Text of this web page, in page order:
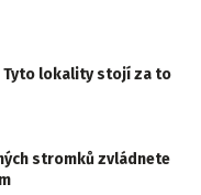
Tyto lokality stojí za to
stromků zvládnete